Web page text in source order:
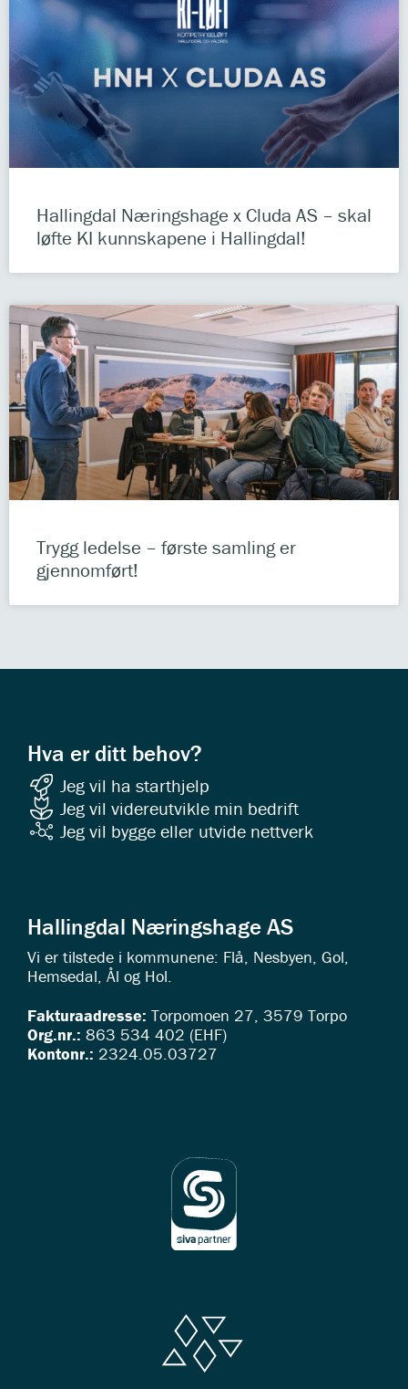
Hallingdal Næringshage x Cluda AS – skal
løfte KI kunnskapene i Hallingdal!
Trygg ledelse – første samling er
gjennomført!
Hva er ditt behov?
Jeg vil ha starthjelp
Jeg vil videreutvikle min bedrift
Jeg vil bygge eller utvide nettverk
Hallingdal Næringshage AS
Vi er tilstede i kommunene: Flå, Nesbyen, Gol,
Hemsedal, Ål og Hol.
Fakturaadresse: Torpomoen 27, 3579 Torpo
Org.nr.: 863 534 402 (EHF)
Kontonr.: 2324.05.03727